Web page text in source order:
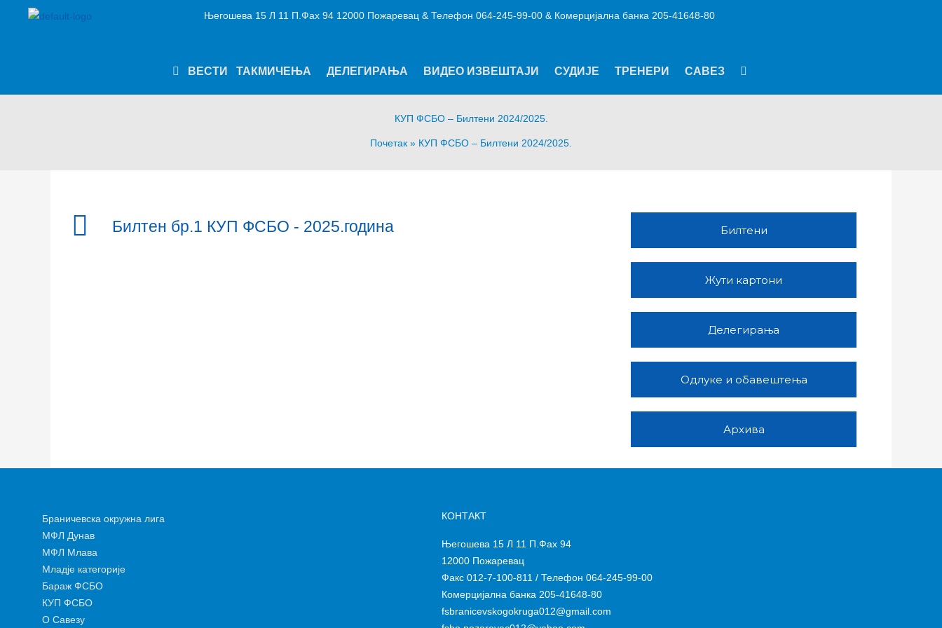
Пређи
Његошева 15 Л 11 П.Фах 94 12000 Пожаревац & Телефон 064-245-99-00 & Комерцијална банка 205-41648-80
ВЕСТИ ТАКМИЧЕЊА ДЕЛЕГИРАЊА ВИДЕО ИЗВЕШТАЈИ СУДИЈЕ ТРЕНЕРИ САВЕЗ
КУП ФСБО – Билтени 2024/2025.
Почетак КУП ФСБО – Билтени 2024/2025.
Билтен бр.1 КУП ФСБО - 2025.година Билтени
Жути картони
Делегирања
Одлуке и обавештења
Архива
Браничевска окружна лига
МФЛ Дунав
МФЛ Млава
Младје категорије
Бараж ФСБО
КУП ФСБО
О Савезу
КОНТАКТ
Његошева 15 Л 11 П.Фах 94
12000 Пожаревац
Факс 012-7-100-811 / Телефон 064-245-99-00
Комерцијална банка 205-41648-80
fsbranicevskogokruga012@gmail.com